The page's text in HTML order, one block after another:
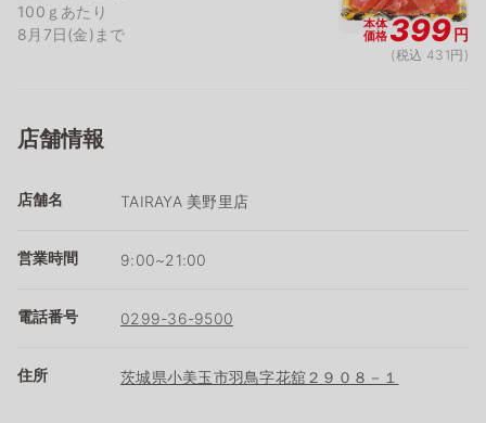
100ｇあたり
8月7日(金)まで
本体
価格399円
(税込 431円)
店舗情報
店舗名 TAIRAYA 美野里店
営業時間 9:00~21:00
電話番号 0299-36-9500
住所 茨城県小美玉市羽鳥字花舘２９０８－１